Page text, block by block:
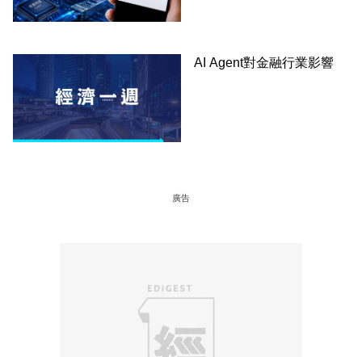
AI Agent對金融行業影響
廣告